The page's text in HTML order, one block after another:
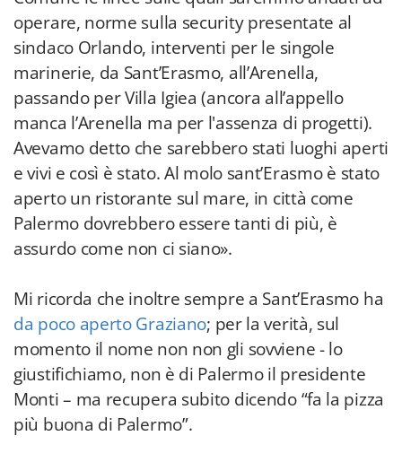
operare, norme sulla security presentate al
sindaco Orlando, interventi per le singole
marinerie, da Sant’Erasmo, all’Arenella,
passando per Villa Igiea (ancora all’appello
manca l’Arenella ma per l'assenza di progetti).
Avevamo detto che sarebbero stati luoghi aperti
e vivi e così è stato. Al molo sant’Erasmo è stato
aperto un ristorante sul mare, in città come
Palermo dovrebbero essere tanti di più, è
assurdo come non ci siano».
Mi ricorda che inoltre sempre a Sant’Erasmo ha
da poco aperto Graziano; per la verità, sul
momento il nome non non gli sovviene - lo
giustifichiamo, non è di Palermo il presidente
Monti – ma recupera subito dicendo “fa la pizza
più buona di Palermo”.